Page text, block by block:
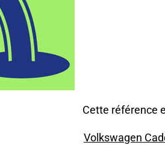
Cette référence
Volkswagen